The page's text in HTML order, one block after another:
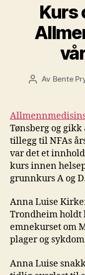
Kurs
Av Bente
Tønsberg og
tillegg til NFAs
var det et
kurs innen
grunnkurs A og
Anna Luise
Trondheim holdt
emnekurset om
plager og
Anna Luise